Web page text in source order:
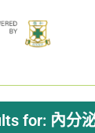
for: 內分